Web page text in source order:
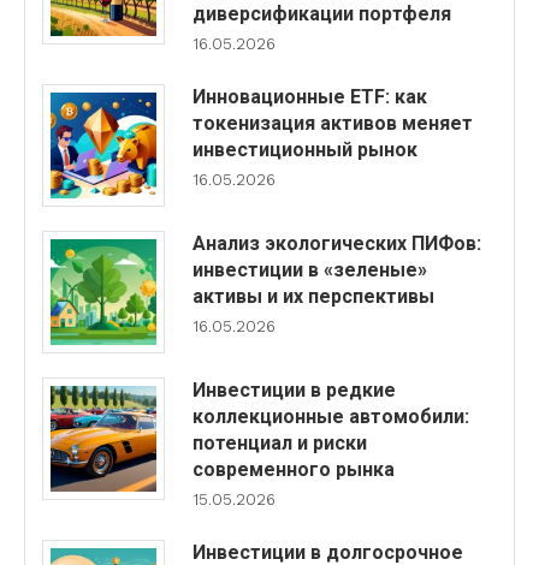
диверсификации портфеля
16.05.2026
Инновационные ETF: как
токенизация активов меняет
инвестиционный рынок
16.05.2026
Анализ экологических ПИФов:
инвестиции в «зеленые»
активы и их перспективы
16.05.2026
Инвестиции в редкие
коллекционные автомобили:
потенциал и риски
современного рынка
15.05.2026
Инвестиции в долгосрочное